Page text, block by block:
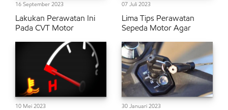
16 September 2023
Lakukan Perawatan Ini
Pada CVT Motor
07 Juli 2023
Lima Tips Perawatan
Sepeda Motor Agar
10 Mei 2023 30 Januari 2023